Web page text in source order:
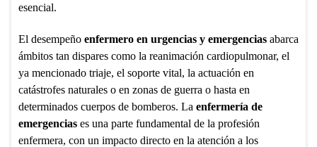
esencial.
El desempeño enfermero en urgencias y emergencias abarca
ámbitos tan dispares como la reanimación cardiopulmonar, el
ya mencionado triaje, el soporte vital, la actuación en
catástrofes naturales o en zonas de guerra o hasta en
determinados cuerpos de bomberos. La enfermería de
emergenciases una parte fundamental de la profesión
enfermera, con un impacto directo en la atención a los